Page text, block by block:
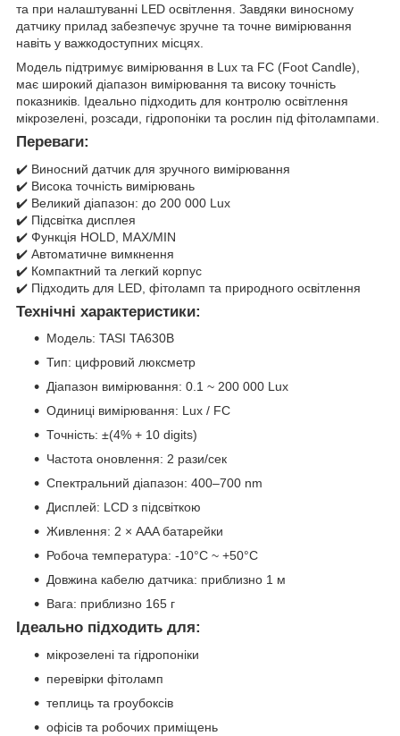
та при налаштуванні LED освітлення. Завдяки виносному
датчику прилад забезпечує зручне та точне вимірювання
навіть у важкодоступних місцях.
Модель підтримує вимірювання в Lux та FC (Foot Candle),
має широкий діапазон вимірювання та високу точність
показників. Ідеально підходить для контролю освітлення
мікрозелені, розсади, гідропоніки та рослин під фітолампами.
Переваги:
✔️ Виносний датчик для зручного вимірювання
✔️ Висока точність вимірювань
✔️ Великий діапазон: до 200 000 Lux
✔️ Підсвітка дисплея
✔️ Функція HOLD, MAX/MIN
✔️ Автоматичне вимкнення
✔️ Компактний та легкий корпус
✔️ Підходить для LED, фітоламп та природного освітлення
Технічні характеристики:
Модель: TASI TA630B
Тип: цифровий люксметр
Діапазон вимірювання: 0.1 ~ 200 000 Lux
Одиниці вимірювання: Lux / FC
Точність: ±(4% + 10 digits)
Частота оновлення: 2 рази/сек
Спектральний діапазон: 400–700 nm
Дисплей: LCD з підсвіткою
Живлення: 2 × AAA батарейки
Робоча температура: -10°C ~ +50°C
Довжина кабелю датчика: приблизно 1 м
Вага: приблизно 165 г
Ідеально підходить для:
мікрозелені та гідропоніки
перевірки фітоламп
теплиць та гроубоксів
офісів та робочих приміщень